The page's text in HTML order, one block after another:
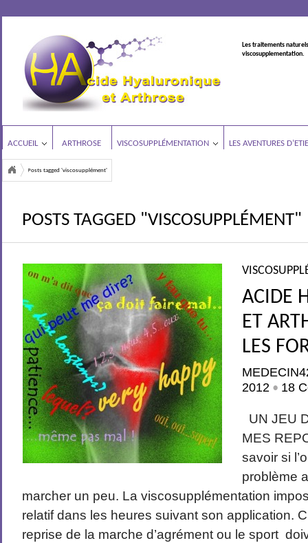
Les traitements
viscosupplementation.
ACCUEIL ARTHROSE VISCOSUPPLÉMENTATION LES AVENTURES
Posts tagged 'viscosupplément'
POSTS TAGGED "VISCOSUPPLÉMENT"
ACIDE
ET
LES
2012 • 18
UN JEU
MES
savoir si
problème
marcher un peu. La viscosupplémentation
relatif dans les heures suivant son application.
reprise de la marche d’agrément ou le sport